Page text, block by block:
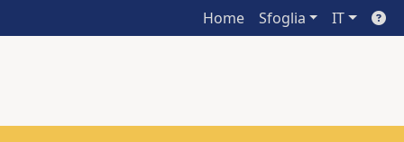
Home Sfoglia IT